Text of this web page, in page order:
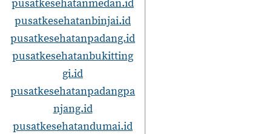
pusatkesehatanmedan.id
pusatkesehatanbinjai.id
pusatkesehatanpadang.id
pusatkesehatanbukitting
gi.id
pusatkesehatanpadangpa
njang.id
pusatkesehatandumai.id